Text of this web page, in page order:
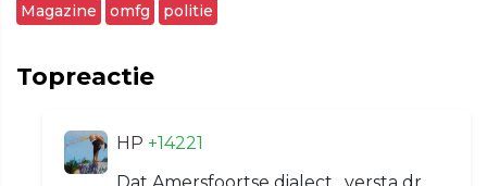
Magazine omfg politie
Topreactie
HP +14221